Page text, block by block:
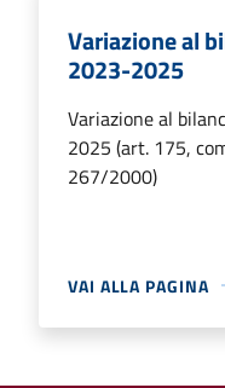
Variazione al
2023-2025
Variazione al
2025 (art. 175,
267/2000)
VAI ALLA PAGINA